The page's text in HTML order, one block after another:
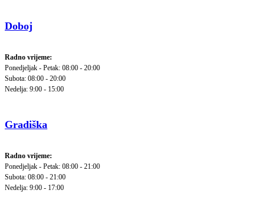
Doboj
Radno vrijeme:
Ponedjeljak - Petak: 08:00 - 20:00
Subota: 08:00 - 20:00
Nedelja: 9:00 - 15:00
Gradiška
Radno vrijeme:
Ponedjeljak - Petak: 08:00 - 21:00
Subota: 08:00 - 21:00
Nedelja: 9:00 - 17:00